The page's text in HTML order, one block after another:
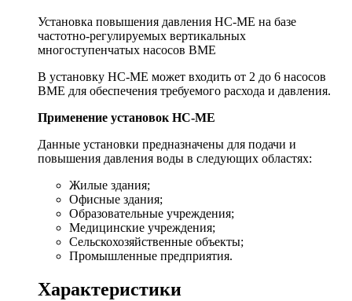
Установка повышения давления HC-ME на базе
частотно-регулируемых вертикальных
многоступенчатых насосов BME
В установку HC-ME может входить от 2 до 6 насосов
BME для обеспечения требуемого расхода и давления.
Применение установок HC-ME
Данные установки предназначены для подачи и
повышения давления воды в следующих областях:
Жилые здания;
Офисные здания;
Образовательные учреждения;
Медицинские учреждения;
Сельскохозяйственные объекты;
Промышленные предприятия.
Характеристики